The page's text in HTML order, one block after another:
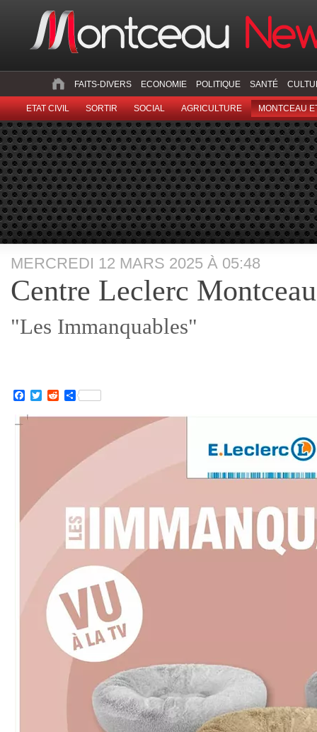
FAITS-DIVERS ECONOMIE POLITIQUE SANTÉ
ETAT CIVIL SORTIR SOCIAL AGRICULTURE MONTCEAU
MERCREDI 12 MARS 2025 À 05:48
Centre Leclerc Montceau
"Les Immanquables"
Facebook
TwitterRedditPartager